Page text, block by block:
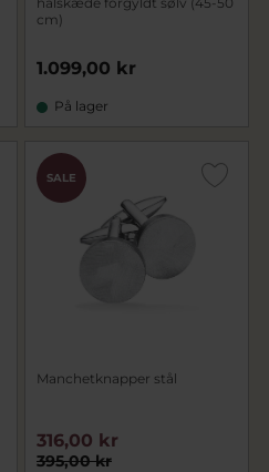
cm)
1.099,00 kr
På lager
SALE
Manchetknapper stål
395,00 kr
316,00 kr